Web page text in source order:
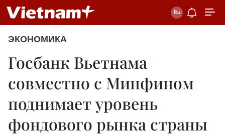
ЭКОНОМИКА
Госбанк Вьетнама
совместно с Минфином
поднимает уровень
фондового рынка страны